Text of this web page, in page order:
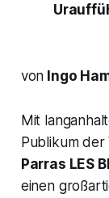
von Ingo
Mit
Publikum
Parras LES
einen